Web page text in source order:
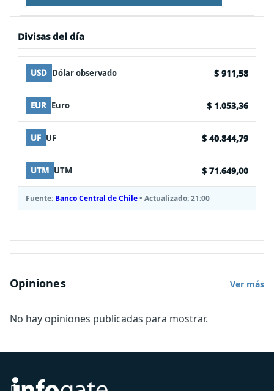
Divisas del día
USD Dólar observado $ 911,58
EUR Euro $ 1.053,36
UF UF $ 40.844,79
UTM UTM $ 71.649,00
Fuente: Banco Central de Chile• Actualizado:21:00
Opiniones Ver más
No hay opiniones publicadas para mostrar.